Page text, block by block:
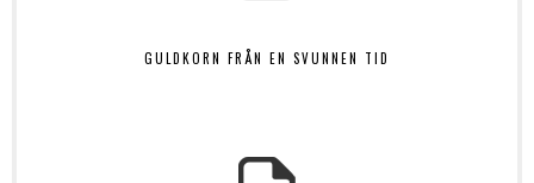
GULDKORN FRÅN EN SVUNNEN TID